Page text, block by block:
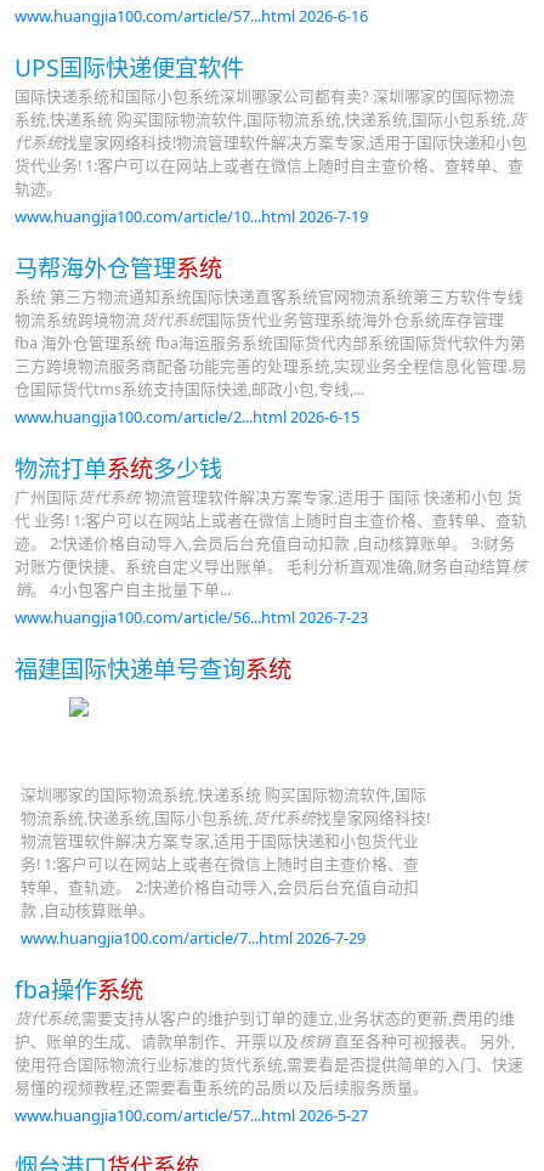
www.huangjia100.com/article/57...html 2026-6-16
UPS国际快递便宜软件
国际快递系统和国际小包系统深圳哪家公司都有卖? 深圳哪家的国际物流
系统,快递系统 购买国际物流软件,国际物流系统,快递系统,国际小包系统,货
代系统找皇家网络科技!物流管理软件解决方案专家,适用于国际快递和小包
货代业务! 1:客户可以在网站上或者在微信上随时自主查价格、查转单、查
轨迹。
www.huangjia100.com/article/10...html 2026-7-19
马帮海外仓管理系统
系统 第三方物流通知系统国际快递直客系统官网物流系统第三方软件专线
物流系统跨境物流 货代系统国际货代业务管理系统海外仓系统库存管理
fba 海外仓管理系统 fba海运服务系统国际货代内部系统国际货代软件为第
三方跨境物流服务商配备功能完善的处理系统,实现业务全程信息化管理.易
仓国际货代tms系统支持国际快递,邮政小包,专线,...
www.huangjia100.com/article/2...html 2026-6-15
物流打单系统多少钱
广州国际 货代系统物流管理软件解决方案专家,适用于 国际 快递和小包 货
代 业务! 1:客户可以在网站上或者在微信上随时自主查价格、查转单、查轨
迹。 2:快递价格自动导入,会员后台充值自动扣款 ,自动核算账单。 3:财务
对账方便快捷、系统自定义导出账单。 毛利分析直观准确,财务自动结算核
销。 4:小包客户自主批量下单...
www.huangjia100.com/article/56...html 2026-7-23
福建国际快递单号查询系统
深圳哪家的国际物流系统,快递系统 购买国际物流软件,国际
物流系统,快递系统,国际小包系统,货代系统找皇家网络科技!
物流管理软件解决方案专家,适用于国际快递和小包货代业
务! 1:客户可以在网站上或者在微信上随时自主查价格、查
转单、查轨迹。 2:快递价格自动导入,会员后台充值自动扣
款 ,自动核算账单。
www.huangjia100.com/article/7...html 2026-7-29
fba操作系统
货代系统,需要支持从客户的维护到订单的建立,业务状态的更新,费用的维
护、账单的生成、请款单制作、开票以及核销直至各种可视报表。 另外,
使用符合国际物流行业标准的货代系统,需要看是否提供简单的入门、快速
易懂的视频教程,还需要看重系统的品质以及后续服务质量。
www.huangjia100.com/article/57...html 2026-5-27